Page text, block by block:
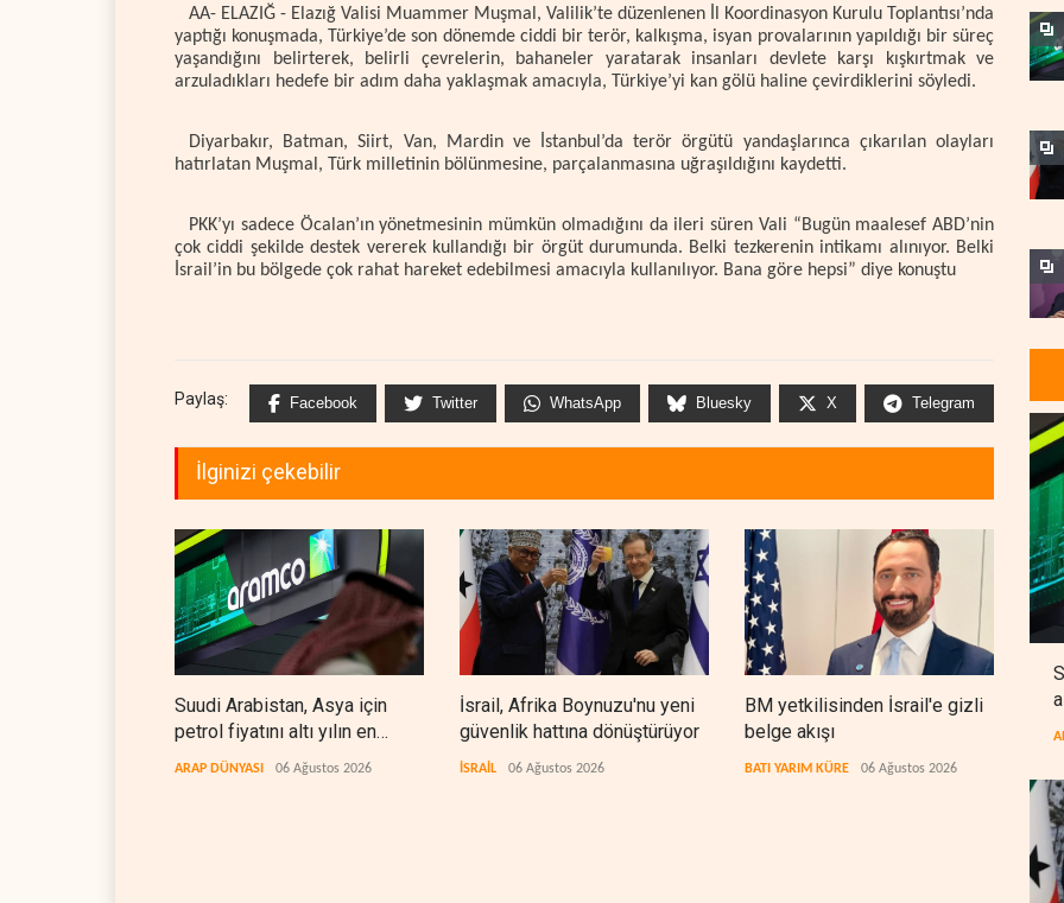
AA- ELAZIĞ - Elazığ Valisi Muammer Muşmal, Valilik’te düzenlenen İl Koordinasyon Kurulu Toplantısı’nda
yaptığı konuşmada, Türkiye’de son dönemde ciddi bir terör, kalkışma, isyan provalarının yapıldığı bir süreç
yaşandığını belirterek, belirli çevrelerin, bahaneler yaratarak insanları devlete karşı kışkırtmak ve
arzuladıkları hedefe bir adım daha yaklaşmak amacıyla, Türkiye’yi kan gölü haline çevirdiklerini söyledi.
Diyarbakır, Batman, Siirt, Van, Mardin ve İstanbul’da terör örgütü yandaşlarınca çıkarılan olayları
hatırlatan Muşmal, Türk milletinin bölünmesine, parçalanmasına uğraşıldığını kaydetti.
PKK’yı sadece Öcalan’ın yönetmesinin mümkün olmadığını da ileri süren Vali “Bugün maalesef ABD’nin
çok ciddi şekilde destek vererek kullandığı bir örgüt durumunda. Belki tezkerenin intikamı alınıyor. Belki
İsrail’in bu bölgede çok rahat hareket edebilmesi amacıyla kullanılıyor. Bana göre hepsi” diye konuştu
Paylaş: Facebook Twitter WhatsApp Bluesky X Telegram
İlginizi çekebilir
Suudi Arabistan, Asya için
petrol fiyatını altı yılın en
düşüğüne indirdi
ARAP DÜNYASI 06 Ağustos 2026
İsrail, Afrika Boynuzu'nu yeni
güvenlik hattına dönüştürüyor
İSRAİL 06 Ağustos 2026
BM yetkilisinden İsrail'e gizli
belge akışı
BATI YARIM KÜRE 06 Ağustos 2026